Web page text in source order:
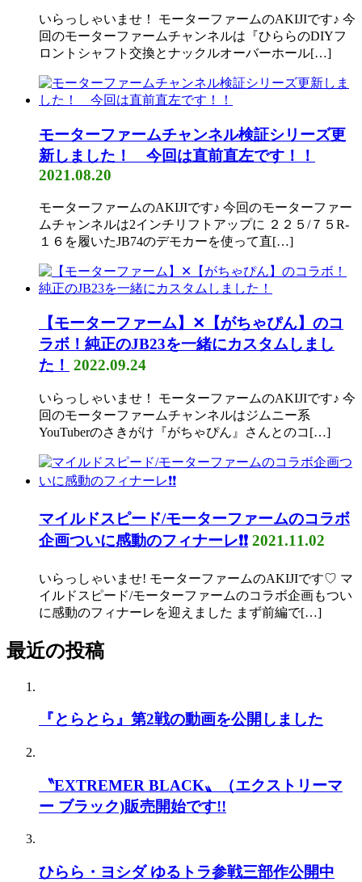
いらっしゃいませ！ モーターファームのAKIJIです♪ 今
回のモーターファームチャンネルは『ひららのDIYフ
ロントシャフト交換とナックルオーバーホール[…]
モーターファームチャンネル検証シリーズ更
新しました！ 今回は直前直左です！！
2021.08.20
モーターファームのAKIJIです♪ 今回のモーターファー
ムチャンネルは2インチリフトアップに ２２５/７５R-
１６を履いたJB74のデモカーを使って直[…]
【モーターファーム】✕【がちゃぴん】のコ
ラボ！純正のJB23を一緒にカスタムしまし
た！ 2022.09.24
いらっしゃいませ！ モーターファームのAKIJIです♪ 今
回のモーターファームチャンネルはジムニー系
YouTuberのさきがけ『がちゃぴん』さんとのコ[…]
マイルドスピード/モーターファームのコラボ
企画ついに感動のフィナーレ❗❗ 2021.11.02
いらっしゃいませ! モーターファームのAKIJIです♡ マ
イルドスピード/モーターファームのコラボ企画もつい
に感動のフィナーレを迎えました まず前編で[…]
最近の投稿
『とらとら』第2戦の動画を公開しました
〝EXTREMER BLACK〟（エクストリーマ
ー ブラック)販売開始です!!
ひらら・ヨシダ ゆるトラ参戦三部作公開中